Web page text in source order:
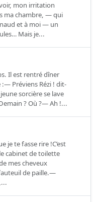
mon irritation
ma chambre, — qui
et à moi — un
Mais je...
Il est rentré dîner
Préviens Rézi ! dit-
sorcière se lave
? Où ?— Ah !...
je te fasse rire !C’est
cabinet de toilette
mes cheveux
de paille.—